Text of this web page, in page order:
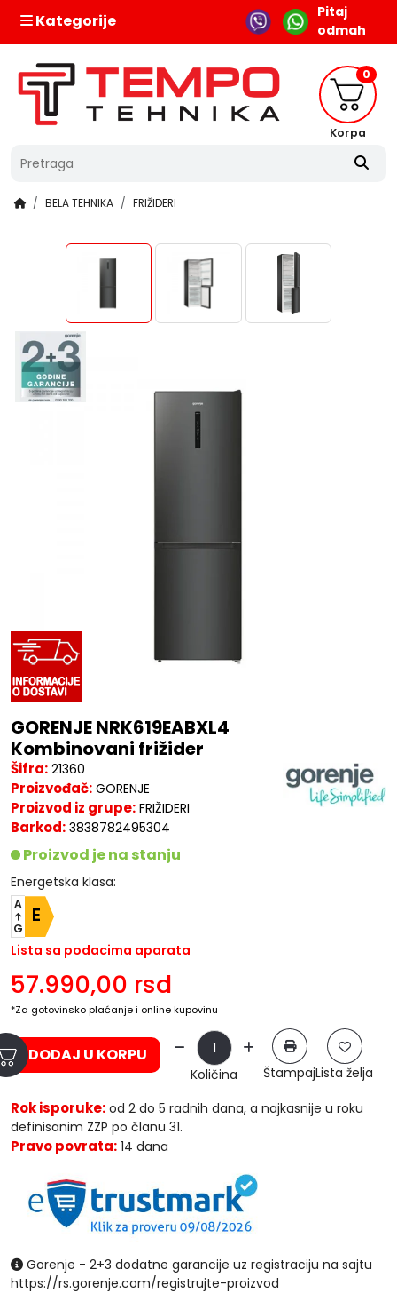
Kategorije
Pitaj
odmah
0
Korpa
BELA TEHNIKA FRIŽIDERI
GORENJE NRK619EABXL4
Kombinovani frižider
Šifra: 21360
Proizvođač: GORENJE
Proizvod iz grupe: FRIŽIDERI
Barkod: 3838782495304
Proizvod je na stanju
Energetska klasa:
A
G
E
Lista sa podacima aparata
57.990,00 rsd
*Za gotovinsko plaćanje i online kupovinu
DODAJ U KORPU
Količina ŠtampajLista želja
Rok isporuke: od 2 do 5 radnih dana, a najkasnije u roku
definisanim ZZP po članu 31.
Pravo povrata: 14 dana
Gorenje - 2+3 dodatne garancije uz registraciju na sajtu
https://rs.gorenje.com/registrujte-proizvod